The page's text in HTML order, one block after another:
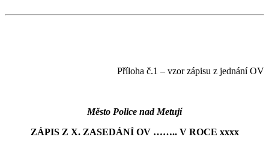
Příloha č.1 – vzor zápisu z jednání OV
Město Police nad Metují
ZÁPIS Z X. ZASEDÁNÍ OV …….. V ROCE xxxx